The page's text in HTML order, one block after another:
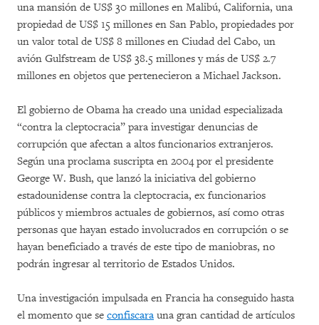
una mansión de US$ 30 millones en Malibú, California, una
propiedad de US$ 15 millones en San Pablo, propiedades por
un valor total de US$ 8 millones en Ciudad del Cabo, un
avión Gulfstream de US$ 38.5 millones y más de US$ 2.7
millones en objetos que pertenecieron a Michael Jackson.
El gobierno de Obama ha creado una unidad especializada
“contra la cleptocracia” para investigar denuncias de
corrupción que afectan a altos funcionarios extranjeros.
Según una proclama suscripta en 2004 por el presidente
George W. Bush, que lanzó la iniciativa del gobierno
estadounidense contra la cleptocracia, ex funcionarios
públicos y miembros actuales de gobiernos, así como otras
personas que hayan estado involucrados en corrupción o se
hayan beneficiado a través de este tipo de maniobras, no
podrán ingresar al territorio de Estados Unidos.
Una investigación impulsada en Francia ha conseguido hasta
el momento que se confiscara una gran cantidad de artículos